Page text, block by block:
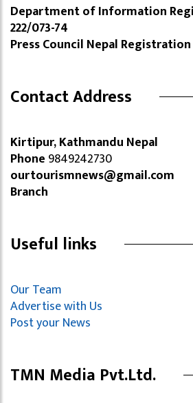
Department of Information
222/073-74
Press Council Nepal
Contact Address
Kirtipur, Kathmandu Nepal
Phone 9849242730
ourtourismnews@gmail.com
Branch
Useful links
Our Team
Advertise with Us
Post your News
TMN Media Pvt.Ltd.